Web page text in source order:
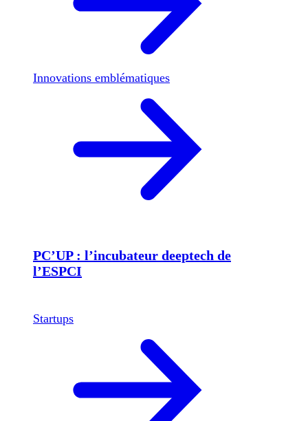
Innovations emblématiques
PC’UP : l’incubateur deeptech de
l’ESPCI
Startups